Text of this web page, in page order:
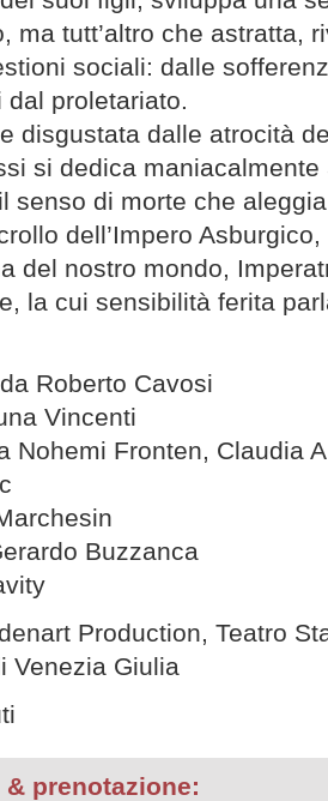
ma tutt’altro che astratta,
sociali: dalle
proletariato.
disgustata dalle atrocità
si dedica
senso di morte che
dell’Impero
del nostro mondo,
la cui sensibilità ferita
Roberto Cavosi
Vincenti
Nohemi Fronten, Claudia
Buzzanca
Production, Teatro
Venezia Giulia
prenotazione: